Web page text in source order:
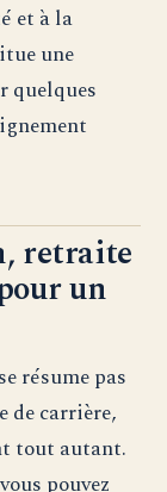
et à la
une
quelques
retraite
un
résume pas
de carrière,
tout autant.
pouvez